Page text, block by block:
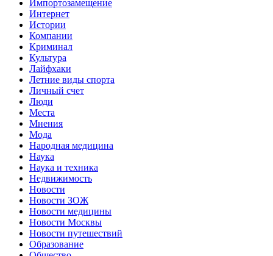
Импортозамещение
Интернет
Истории
Компании
Криминал
Культура
Лайфхаки
Летние виды спорта
Личный счет
Люди
Места
Мнения
Мода
Народная медицина
Наука
Наука и техника
Недвижимость
Новости
Новости ЗОЖ
Новости медицины
Новости Москвы
Новости путешествий
Образование